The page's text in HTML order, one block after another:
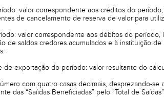
valor correspondente aos créditos do
de cancelamento de reserva de valor para
valor correspondente aos débitos do
de saldos credores acumulados e à instituição
de exportação do período: valor resultante do
com quatro casas decimais, desprezando-
das “Saiìdas Beneficiadas” pelo “Total de